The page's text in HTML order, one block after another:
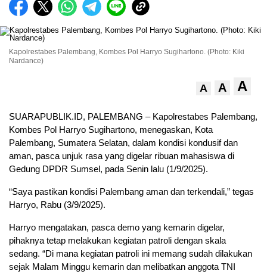
Kapolrestabes Palembang, Kombes Pol Harryo Sugihartono. (Photo: Kiki
Nardance)
A A A
SUARAPUBLIK.ID, PALEMBANG – Kapolrestabes Palembang,
Kombes Pol Harryo Sugihartono, menegaskan, Kota
Palembang, Sumatera Selatan, dalam kondisi kondusif dan
aman, pasca unjuk rasa yang digelar ribuan mahasiswa di
Gedung DPDR Sumsel, pada Senin lalu (1/9/2025).
“Saya pastikan kondisi Palembang aman dan terkendali,” tegas
Harryo, Rabu (3/9/2025).
Harryo mengatakan, pasca demo yang kemarin digelar,
pihaknya tetap melakukan kegiatan patroli dengan skala
sedang. “Di mana kegiatan patroli ini memang sudah dilakukan
sejak Malam Minggu kemarin dan melibatkan anggota TNI